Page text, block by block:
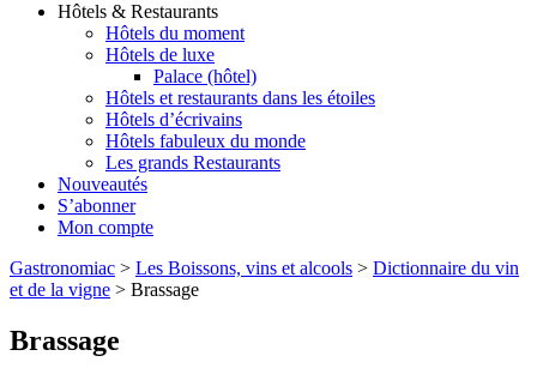
Hôtels & Restaurants
Hôtels du moment
Hôtels de luxe
Palace (hôtel)
Hôtels et restaurants dans les étoiles
Hôtels d’écrivains
Hôtels fabuleux du monde
Les grands Restaurants
Nouveautés
S’abonner
Mon compte
Gastronomiac > Les Boissons, vins et alcools > Dictionnaire du vin
et de la vigne > Brassage
Brassage